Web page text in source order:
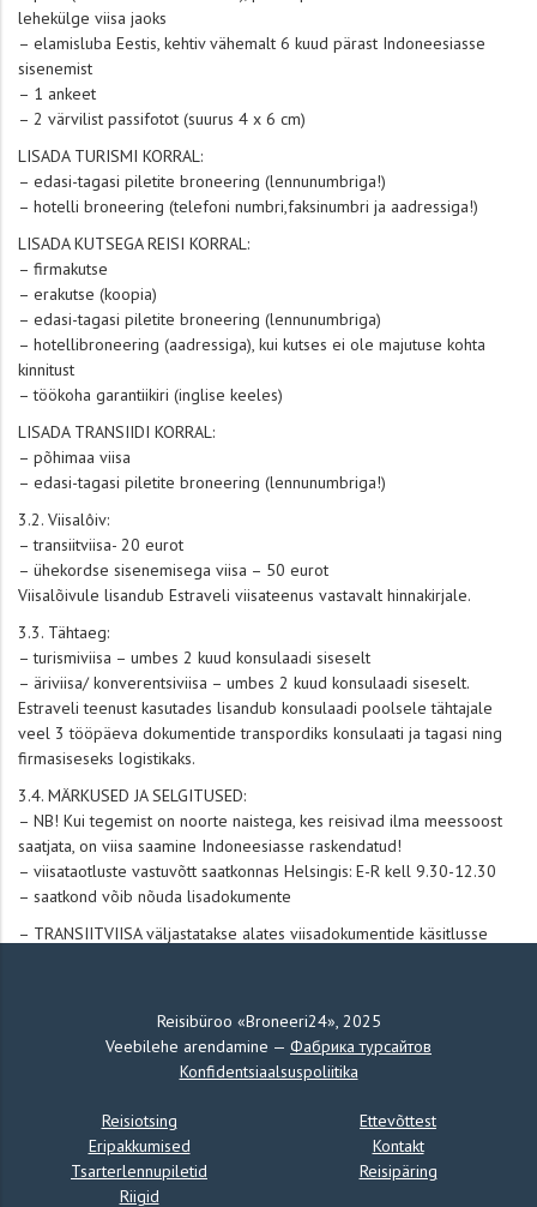
lehekülge viisa jaoks
– elamisluba Eestis, kehtiv vähemalt 6 kuud pärast Indoneesiasse
sisenemist
– 1 ankeet
– 2 värvilist passifotot (suurus 4 x 6 cm)
LISADA TURISMI KORRAL:
– edasi-tagasi piletite broneering (lennunumbriga!)
– hotelli broneering (telefoni numbri,faksinumbri ja aadressiga!)
LISADA KUTSEGA REISI KORRAL:
– firmakutse
– erakutse (koopia)
– edasi-tagasi piletite broneering (lennunumbriga)
– hotellibroneering (aadressiga), kui kutses ei ole majutuse kohta
kinnitust
– töökoha garantiikiri (inglise keeles)
LISADA TRANSIIDI KORRAL:
– põhimaa viisa
– edasi-tagasi piletite broneering (lennunumbriga!)
3.2. Viisalôiv:
– transiitviisa- 20 eurot
– ühekordse sisenemisega viisa – 50 eurot
Viisalõivule lisandub Estraveli viisateenus vastavalt hinnakirjale.
3.3. Tähtaeg:
– turismiviisa – umbes 2 kuud konsulaadi siseselt
– äriviisa/ konverentsiviisa – umbes 2 kuud konsulaadi siseselt.
Estraveli teenust kasutades lisandub konsulaadi poolsele tähtajale
veel 3 tööpäeva dokumentide transpordiks konsulaati ja tagasi ning
firmasiseseks logistikaks.
3.4. MÄRKUSED JA SELGITUSED:
– NB! Kui tegemist on noorte naistega, kes reisivad ilma meessoost
saatjata, on viisa saamine Indoneesiasse raskendatud!
– viisataotluste vastuvõtt saatkonnas Helsingis: E-R kell 9.30-12.30
– saatkond võib nõuda lisadokumente
– TRANSIITVIISA väljastatakse alates viisadokumentide käsitlusse
käsitlusse võtmise kuupäevast kuni 90 päeva. Lubatud päevade arvu
määrab saatkond,üle 30-ne päeva pole võimalik viisat saada
Need regioonid oleksid: Aceh, Maluku ja Irian Jaya. Eriloa saamiseks
tuleb pöörduda saatkonna poole Helsingis
– soovitav on tervise- ja reisikindlustuse olemasolu kogu reisi
Reisibüroo «Broneeri24», 2025
Veebilehe arendamine — Фабрика турсайтов
Konfidentsiaalsuspoliitika
Reisiotsing
Eripakkumised
Tsarterlennupiletid
Riigid
Ettevõttest
Kontakt
Reisipäring